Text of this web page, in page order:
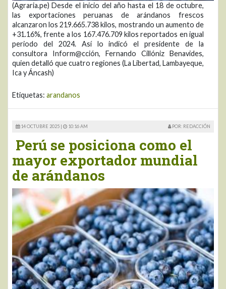
(Agraria.pe) Desde el inicio del año hasta el 18 de octubre,
las exportaciones peruanas de arándanos frescos
alcanzaron los 219.665.738 kilos, mostrando un aumento de
+31.16%, frente a los 167.476.709 kilos reportados en igual
periodo del 2024. Así lo indicó el presidente de la
consultora Inform@cción, Fernando Cillóniz Benavides,
quien detalló que cuatro regiones (La Libertad, Lambayeque,
Ica y Áncash)
Etiquetas: arandanos
14 OCTUBRE 2025 | 10:16 AM POR: REDACCIÓN
Perú se posiciona como el
mayor exportador mundial
de arándanos